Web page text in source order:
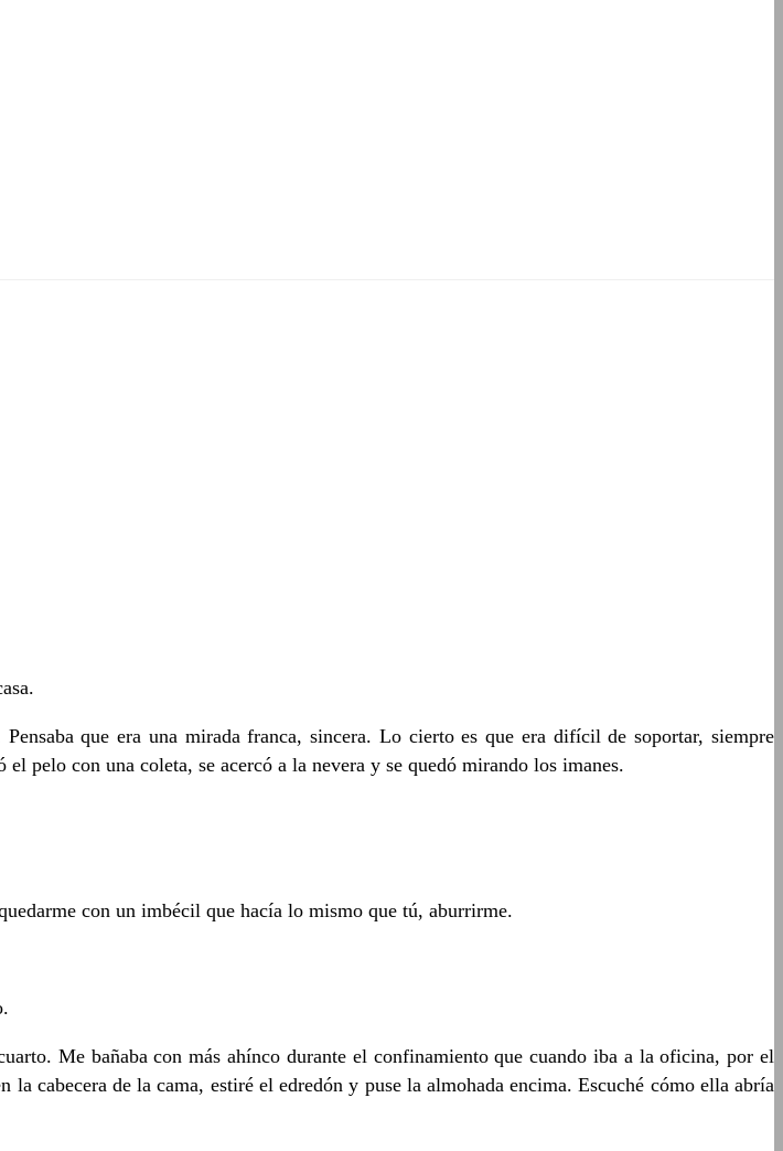
que era una mirada franca, sincera. Lo cierto es que era difícil de soportar, siempre
pelo con una coleta, se acercó a la nevera y se quedó mirando los imanes.
con un imbécil que hacía lo mismo que tú, aburrirme.
Me bañaba con más ahínco durante el confinamiento que cuando iba a la oficina, por el
cabecera de la cama, estiré el edredón y puse la almohada encima. Escuché cómo ella abría